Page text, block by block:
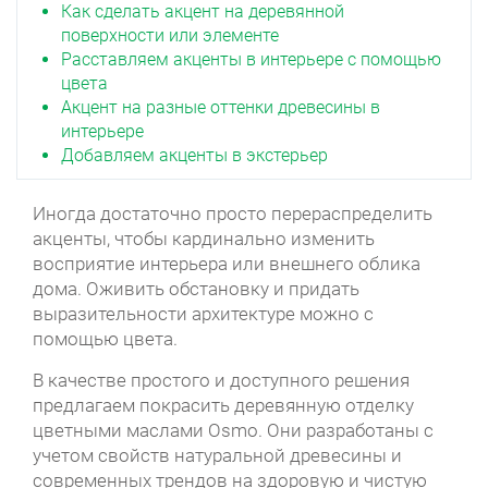
Как сделать акцент на деревянной
поверхности или элементе
Расставляем акценты в интерьере с помощью
цвета
Акцент на разные оттенки древесины в
интерьере
Добавляем акценты в экстерьер
Иногда достаточно просто перераспределить
акценты, чтобы кардинально изменить
восприятие интерьера или внешнего облика
дома. Оживить обстановку и придать
выразительности архитектуре можно с
помощью цвета.
В качестве простого и доступного решения
предлагаем покрасить деревянную отделку
цветными маслами Osmo. Они разработаны с
учетом свойств натуральной древесины и
современных трендов на здоровую и чистую